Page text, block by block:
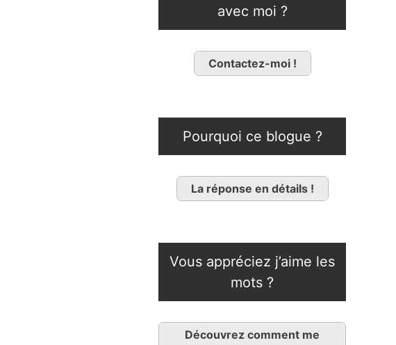
avec moi ?
Contactez-moi !
Pourquoi ce blogue ?
La réponse en détails !
Vous appréciez j’aime les
mots ?
Découvrez comment me